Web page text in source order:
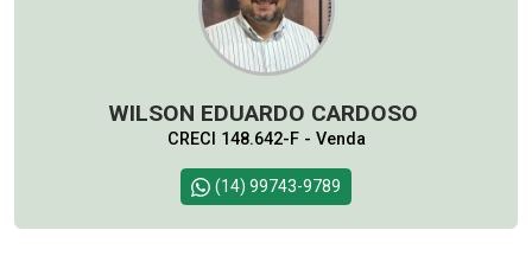
WILSON EDUARDO CARDOSO
CRECI 148.642-F - Venda
(14) 99743-9789